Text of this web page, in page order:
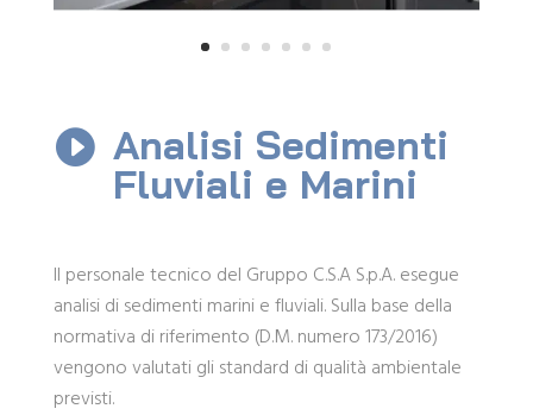
 Analisi Sedimenti
Fluviali e Marini
Il personale tecnico del Gruppo C.S.A S.p.A. esegue
analisi di sedimenti marini e fluviali. Sulla base della
normativa di riferimento (D.M. numero 173/2016)
vengono valutati gli standard di qualità ambientale
previsti.